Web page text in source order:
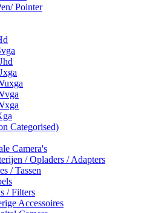
Pointer
Categorised)
Camera's
/ Opladers / Adapters
/ Tassen
/ Filters
Accessoires